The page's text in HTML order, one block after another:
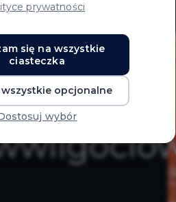
prywatności
się na wszystkie
ciasteczka
wszystkie opcjonalne
wybór